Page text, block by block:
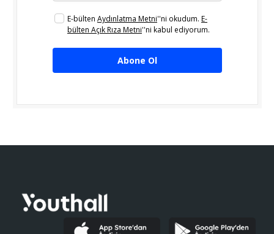
E-bülten Aydınlatma Metni''ni okudum. E-
bülten Açık Rıza Metni''ni kabul ediyorum.
Abone Ol